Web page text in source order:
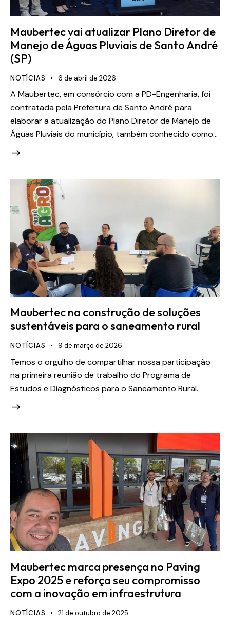
Maubertec vai atualizar Plano Diretor de
Manejo de Águas Pluviais de Santo André
(SP)
NOTÍCIAS 6 de abril de 2026
A Maubertec, em consórcio com a PD-Engenharia, foi
contratada pela Prefeitura de Santo André para
elaborar a atualização do Plano Diretor de Manejo de
Águas Pluviais do município, também conhecido como…
Maubertec na construção de soluções
sustentáveis para o saneamento rural
NOTÍCIAS 9 de março de 2026
Temos o orgulho de compartilhar nossa participação
na primeira reunião de trabalho do Programa de
Estudos e Diagnósticos para o Saneamento Rural.
Maubertec marca presença no Paving
Expo 2025 e reforça seu compromisso
com a inovação em infraestrutura
NOTÍCIAS 21 de outubro de 2025